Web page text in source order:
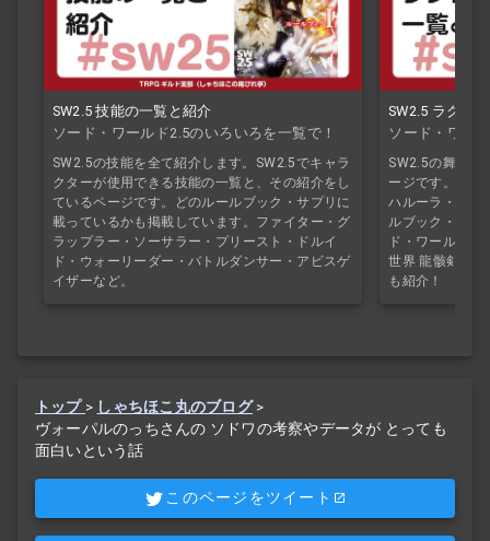
SW2.5 技能の一覧と紹介
ソード・ワールド2.5のいろいろを一覧で！
SW2.5の技能を全て紹介します。SW2.5でキャラ
クターが使用できる技能の一覧と、その紹介をし
ているページです。どのルールブック・サプリに
載っているかも掲載しています。ファイター・グ
ラップラー・ソーサラー・プリースト・ドルイ
ド・ウォーリーダー・バトルダンサー・アビスゲ
イザーなど。
SW2.5 ラクシ
ソード・ワー
SW2.5の舞台「
ージです。ライ
ハルーラ・エイ
ルブック・サプ
ド・ワールド
世界 龍骸剣刃
も紹介！
トップ > しゃちほこ丸のブログ>
ヴォーパルのっちさんの ソドワの考察やデータが とっても
面白いという話
このページをツイート